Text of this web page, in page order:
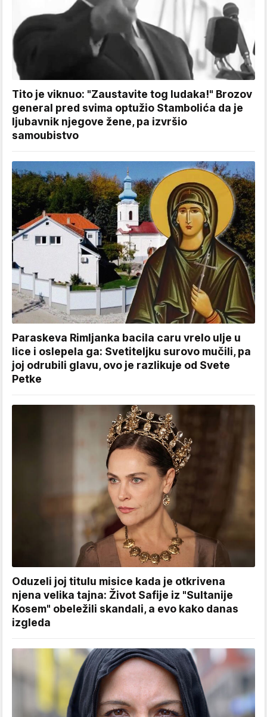
Tito je viknuo: "Zaustavite tog ludaka!" Brozov
general pred svima optužio Stambolića da je
ljubavnik njegove žene, pa izvršio
samoubistvo
Paraskeva Rimljanka bacila caru vrelo ulje u
lice i oslepela ga: Svetiteljku surovo mučili, pa
joj odrubili glavu, ovo je razlikuje od Svete
Petke
Oduzeli joj titulu misice kada je otkrivena
njena velika tajna: Život Safije iz "Sultanije
Kosem" obeležili skandali, a evo kako danas
izgleda